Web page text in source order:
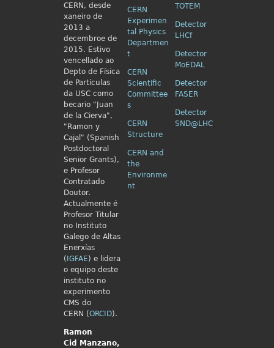
CERN, desde
xaneiro de
2013 a
decembroe de
2015. Estivo
vencellado ao
Depto de Física
de Partículas
da USC como
becario "Juan
de la Cierva",
"Ramon y
Cajal" (Spanish
Postdoctoral
Senior Grants),
e Profesor
Contratado
Doutor.
Actualmente é
Profesor Titular
no Instituto
Galego de Altas
Enerxías
( IGFAE) e lidera
o equipo deste
instituto no
experimento
CMS do
CERN (ORCID).
Ramon
Cid
Manzano,
CERN
Experimen
tal Physics
Departmen
t
CERN
Scientific
Committee
s
CERN
Structure
CERN and
the
Environme
nt
TOTEM
Detector
LHCf
Detector
MoEDAL
Detector
FASER
Detector
SND@LHC